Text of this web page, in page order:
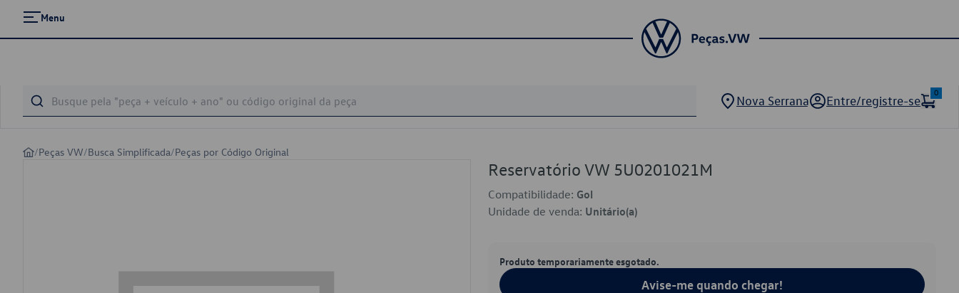
Menu
Nova Serrana Entre/registre-se
0
/Peças VW/Busca Simplificada/Peças por Código Original
Reservatório VW 5U0201021M
Compatibilidade: Gol
Unidade de venda: Unitário(a)
Produto temporariamente esgotado.
Avise-me quando chegar!